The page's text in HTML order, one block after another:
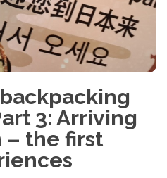
3: Arriving
– the first